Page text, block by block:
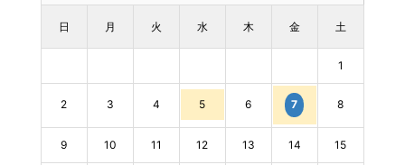
日 月 火 水 木 金 土
1
2 3 4 5 6 7 8
9 10 11 12 13 14 15